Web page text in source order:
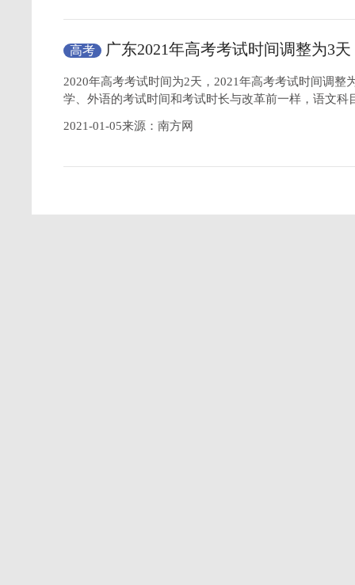
高考
广东2021年高考考试时间调整为3
不分文理、不分物理历史
2020年高考考试时间为2天，2021年高考考试时间调整
学、外语的考试时间和考试时长与改革前一样，语文科
2021-01-05来源：南方网